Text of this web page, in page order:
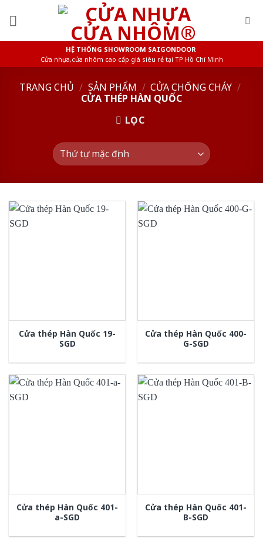
HỆ THỐNG SHOWROOM SAIGONDOOR
Cửa nhựa,cửa nhôm cao cấp giá siêu rẻ tại TP Hồ Chí Minh
TRANG CHỦ / SẢN PHẨM / CỬA CHỐNG CHÁY /
CỬA THÉP HÀN QUỐC
LỌC
Cửa thép Hàn Quốc 19-
SGD
Cửa thép Hàn Quốc 400-
G-SGD
Cửa thép Hàn Quốc 401-
a-SGD
Cửa thép Hàn Quốc 401-
B-SGD